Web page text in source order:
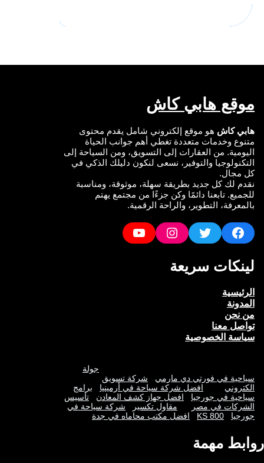
موقع هابي كاش
هابي كاش هو موقع إلكتروني شامل يقدم محتوى
متنوع وخدمات متعددة تغطي أهم جوانب الحياة
اليومية. من العقارات إلى التسويق، ومن السياحة إلى
التكنولوجيا والتوفير، نسعى لنكون دليلك الذكي في
كل مجال.
نقدم لك كل جديد بطريقة سهلة، موثوقة، ومناسبة
للجميع. تابعنا دائمًا وكن جزءًا من مجتمع يهتم
بالمعرفة، التطوير، والراحة الرقمية.
Facebook
Twitter
Instagram
YouTube
لينكات سريعة
الرئيسية
المدونة
من نحن
تواصل معنا
سياسة الخصوصية
جولة
سياحية في فورتي دي مارمي
شركة تسويق
الكتروني
افضل شركة سياحة في أرمينيا
برامج
سياحية في جورجيا
افضل جهاز كشف المعادن
تأسيس
الشركات في مصر
مقاول تكسير
شركة سياحة في
جورجيا
KS 800 افضل مكتب محاماه في جدة
روابط مهمة